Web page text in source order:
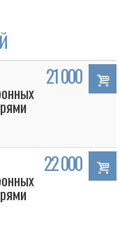
21 000
22 000